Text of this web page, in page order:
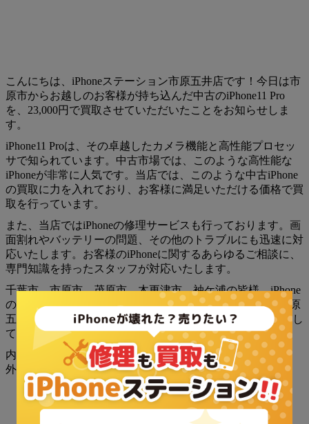
こんにちは、iPhoneステーション市原五井店です！今日は市
原市からお越しのお客様が持ち込んだ中古のiPhone11 Pro
を、23,000円で買取させていただいたことをお知らせしま
す。
iPhone11 Proは、その卓越したカメラ機能と高性能プロセッ
サで知られています。中古市場では、このような高性能な
iPhoneが非常に人気です。当店では、このような中古iPhone
の買取に力を入れており、お客様に満足いただける価格で買
取を行っています。
また、当店ではiPhoneの修理サービスも行っております。画
面割れやバッテリーの問題、その他のトラブルにも迅速に対
応いたします。お客様のiPhoneに関するあらゆるご相談に、
専門知識を持ったスタッフが対応いたします。
千葉市、市原市、茂原市、木更津市、袖ケ浦の皆様、iPhone
の買取や修理でお困りの際は、ぜひiPhoneステーション市原
五井店へお越しください。お客様のご来店を心よりお待ちし
ております。
内部リンク:iPhoneステーション市原五井店
外部リンク:iPhone11 Proの技術仕様